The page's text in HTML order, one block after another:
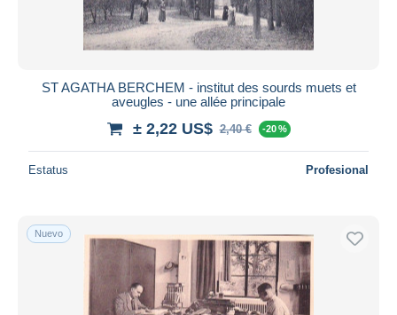
ST AGATHA BERCHEM - institut des sourds muets et
aveugles - une allée principale
± 2,22 US$ 2,40 € -20 %
Estatus Profesional
Nuevo